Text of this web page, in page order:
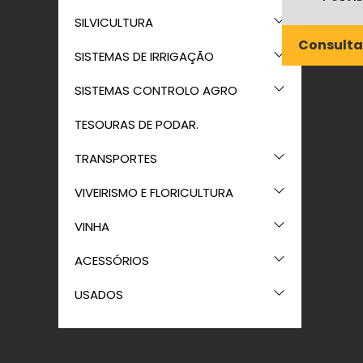
SILVICULTURA
SISTEMAS DE IRRIGAÇÃO
SISTEMAS CONTROLO AGRO
TESOURAS DE PODAR.
TRANSPORTES
VIVEIRISMO E FLORICULTURA
VINHA
ACESSÓRIOS
USADOS